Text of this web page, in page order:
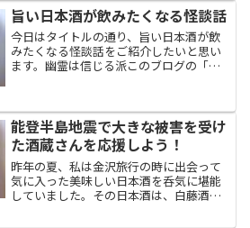
した。なので、２０１６年から１０１８
年にかけては、お見舞い、...
旨い日本酒が飲みたくなる怪談話
今日はタイトルの通り、旨い日本酒が飲
みたくなる怪談話をご紹介したいと思い
ます。幽霊は信じる派このブログの「不
だとか言われるような存在を見ようと思
って見える人ではないので...
能登半島地震で大きな被害を受け
た酒蔵さんを応援しよう！
昨年の夏、私は金沢旅行の時に出会って
気に入った美味しい日本酒を呑気に堪能
していました。その日本酒は、白藤酒造